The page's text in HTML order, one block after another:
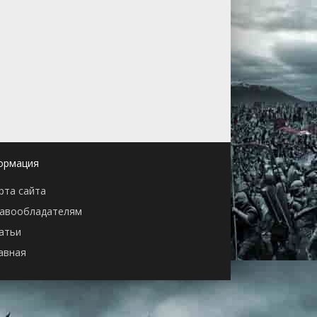
сайта